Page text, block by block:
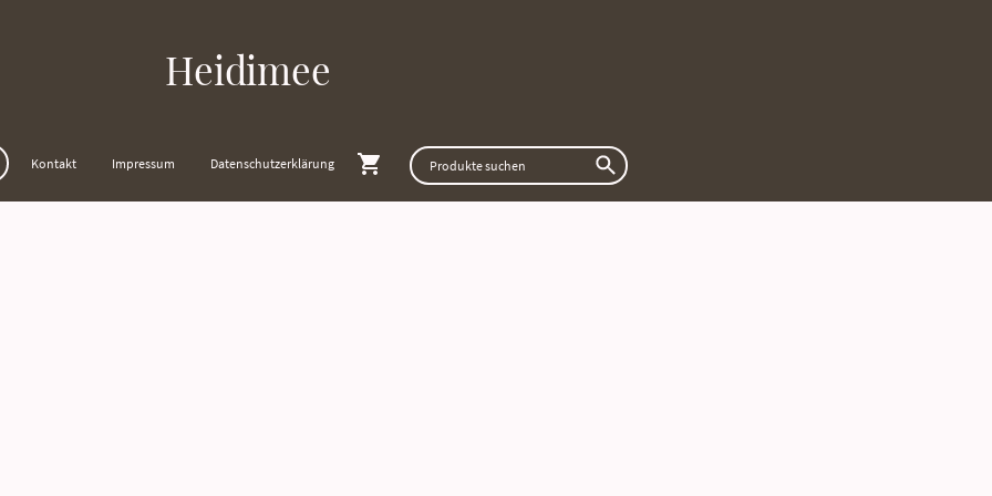
Heidimee
Kontakt Impressum Datenschutzerklärung